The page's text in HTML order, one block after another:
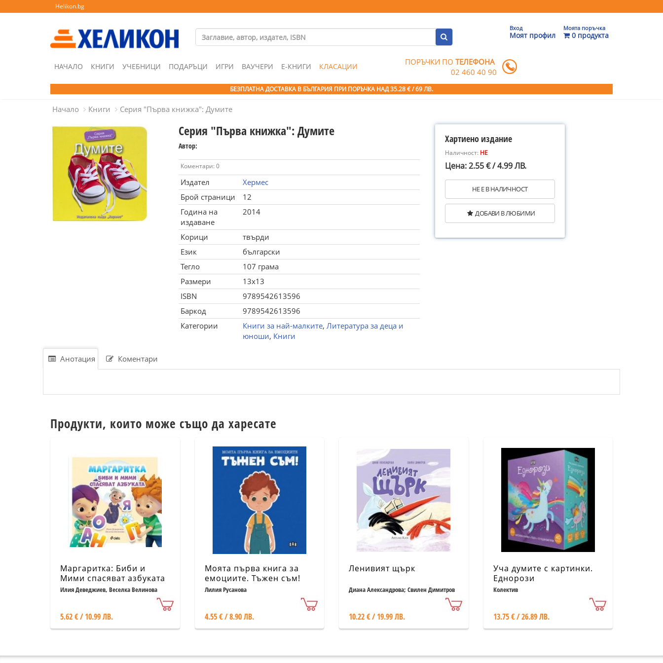
Helikon.bg
Вход
Моят профил
Моята поръчка
0 продукта
НАЧАЛО КНИГИ УЧЕБНИЦИ ПОДАРЪЦИ ИГРИ ВАУЧЕРИ Е-КНИГИ КЛАСАЦИИ ПОРЪЧКИ ПОТЕЛЕФОНА
02 460 40 90
БЕЗПЛАТНА ДОСТАВКА В БЪЛГАРИЯ ПРИ ПОРЪЧКА НАД 35.28 € / 69 ЛВ.
Начало Книги Серия "Първа книжка": Думите
Серия "Първа книжка": Думите
Автор:
Коментари: 0
Издател
Хермес
Брой страници
12
Година на
издаване
2014
Корици
твърди
Език
български
Тегло
107 грама
Размери
13x13
ISBN
9789542613596
Баркод
9789542613596
Категории
Книги за най-малките, Литература за деца и
юноши, Книги
Хартиено издание
Наличност: НЕ
Цена: 2.55 € / 4.99 ЛВ.
НЕ Е В НАЛИЧНОСТ
ДОБАВИ В ЛЮБИМИ
Анотация Коментари
Продукти, които може също да харесате
Маргаритка: Биби и
Мими спасяват азбуката
Илия Деведжиев, Веселка Велинова
5.62 € / 10.99 ЛВ.
Моята първа книга за
емоциите. Тъжен съм!
Лилия Русанова
4.55 € / 8.90 ЛВ.
Ленивият щърк
Диана Александрова; Свилен Димитров
10.22 € / 19.99 ЛВ.
Уча думите с картинки.
Еднорози
Колектив
13.75 € / 26.89 ЛВ.